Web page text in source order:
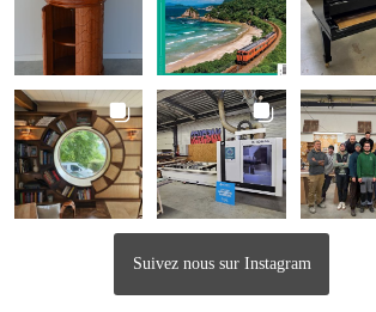
Suivez nous sur Instagram